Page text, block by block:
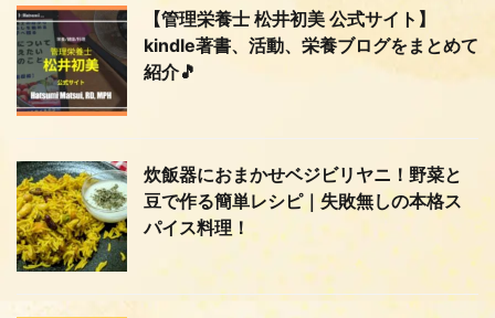
【管理栄養士 松井初美 公式サイト】
kindle著書、活動、栄養ブログをまとめて
紹介🎵
炊飯器におまかせベジビリヤニ！野菜と
豆で作る簡単レシピ｜失敗無しの本格ス
パイス料理！